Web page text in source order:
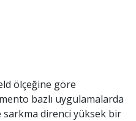
ölçeğine göre
bazlı uygulamalarda
sarkma direnci yüksek bir